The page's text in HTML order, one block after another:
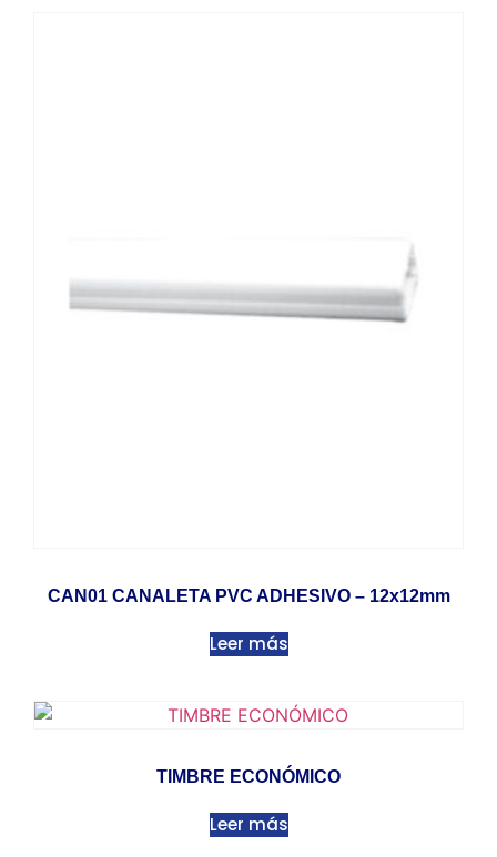
CAN01 CANALETA PVC ADHESIVO – 12x12mm
Leer más
TIMBRE ECONÓMICO
Leer más